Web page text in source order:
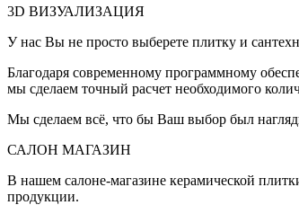
3D ВИЗУАЛИЗАЦИЯ
У нас Вы не просто выберете плитку и
Благодаря современному программному
мы сделаем точный расчет необходимого
Мы сделаем всё, что бы Ваш выбор был
САЛОН МАГАЗИН
В нашем салоне-магазине керамической
продукции.